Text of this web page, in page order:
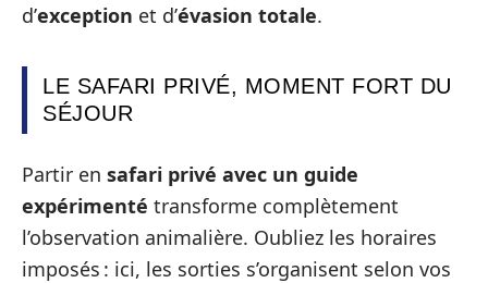
d’exception et d’évasion totale.
LE SAFARI PRIVÉ, MOMENT FORT DU
SÉJOUR
Partir en safari privé avec un guide
expérimenté transforme complètement
l’observation animalière. Oubliez les horaires
imposés : ici, les sorties s’organisent selon vos